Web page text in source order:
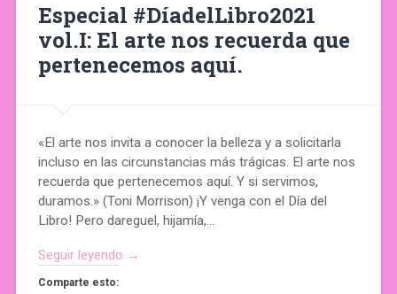
Especial #DíadelLibro2021
vol.I: El arte nos recuerda que
pertenecemos aquí.
«El arte nos invita a conocer la belleza y a solicitarla
incluso en las circunstancias más trágicas. El arte nos
recuerda que pertenecemos aquí. Y si servimos,
duramos.» (Toni Morrison) ¡Y venga con el Día del
Libro! Pero dareguel, hijamía,…
Seguir leyendo →
Comparte esto: